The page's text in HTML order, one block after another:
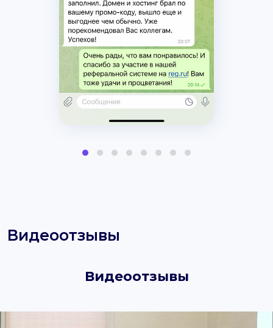
Видеоотзывы
Видеоотзывы